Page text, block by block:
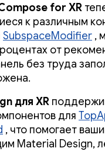
for XR
к различным
SubspaceModifier ,
от
без труда
для XR
для
, что помогает
Material Design,